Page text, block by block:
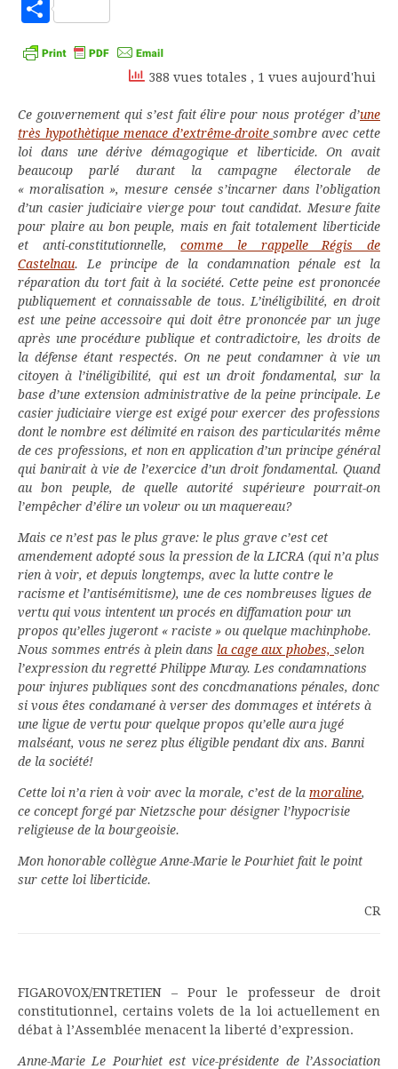
Partager
388 vues totales , 1 vues aujourd'hui
Ce gouvernement qui s’est fait élire pour nous protéger d’une
très hypothètique menace d’extrême-droitesombre avec cette
loi dans une dérive démagogique et liberticide. On avait
beaucoup parlé durant la campagne électorale de
« moralisation », mesure censée s’incarner dans l’obligation
d’un casier judiciaire vierge pour tout candidat. Mesure faite
pour plaire au bon peuple, mais en fait totalement liberticide
et anti-constitutionnelle,comme le rappelle Régis de
Castelnau. Le principe de la condamnation pénale est la
réparation du tort fait à la société. Cette peine est prononcée
publiquement et connaissable de tous. L’inéligibilité, en droit
est une peine accessoire qui doit être prononcée par un juge
après une procédure publique et contradictoire, les droits de
la défense étant respectés. On ne peut condamner à vie un
citoyen à l’inéligibilité, qui est un droit fondamental, sur la
base d’une extension administrative de la peine principale. Le
casier judiciaire vierge est exigé pour exercer des professions
dont le nombre est délimité en raison des particularités même
de ces professions, et non en application d’un principe général
qui banirait à vie de l’exercice d’un droit fondamental. Quand
au bon peuple, de quelle autorité supérieure pourrait-on
l’empêcher d’élire un voleur ou un maquereau?
Mais ce n’est pas le plus grave: le plus grave c’est cet
amendement adopté sous la pression de la LICRA (qui n’a plus
rien à voir, et depuis longtemps, avec la lutte contre le
racisme et l’antisémitisme), une de ces nombreuses ligues de
vertu qui vous intentent un procés en diffamation pour un
propos qu’elles jugeront « raciste » ou quelque machinphobe.
Nous sommes entrés à plein dans la cage aux phobes, selon
l’expression du regretté Philippe Muray. Les condamnations
pour injures publiques sont des concdmanations pénales, donc
si vous êtes condamané à verser des dommages et intérets à
une ligue de vertu pour quelque propos qu’elle aura jugé
malséant, vous ne serez plus éligible pendant dix ans. Banni
de la société!
Cette loi n’a rien à voir avec la morale, c’est de la moraline,
ce concept forgé par Nietzsche pour désigner l’hypocrisie
religieuse de la bourgeoisie.
Mon honorable collègue Anne-Marie le Pourhiet fait le point
sur cette loi liberticide.
CR
FIGAROVOX/ENTRETIEN – Pour le professeur de droit
constitutionnel, certains volets de la loi actuellement en
débat à l’Assemblée menacent la liberté d’expression.
Anne-Marie Le Pourhiet est vice-présidente de l’Association